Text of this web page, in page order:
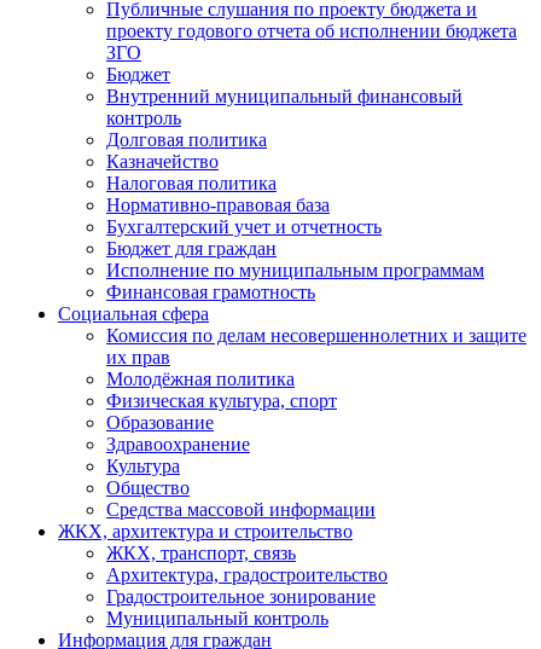
Публичные слушания по проекту бюджета и
проекту годового отчета об исполнении бюджета
ЗГО
Бюджет
Внутренний муниципальный финансовый
контроль
Долговая политика
Казначейство
Налоговая политика
Нормативно-правовая база
Бухгалтерский учет и отчетность
Бюджет для граждан
Исполнение по муниципальным программам
Финансовая грамотность
Социальная сфера
Комиссия по делам несовершеннолетних и защите
их прав
Молодёжная политика
Физическая культура, спорт
Образование
Здравоохранение
Культура
Общество
Средства массовой информации
ЖКХ, архитектура и строительство
ЖКХ, транспорт, связь
Архитектура, градостроительство
Градостроительное зонирование
Муниципальный контроль
Информация для граждан